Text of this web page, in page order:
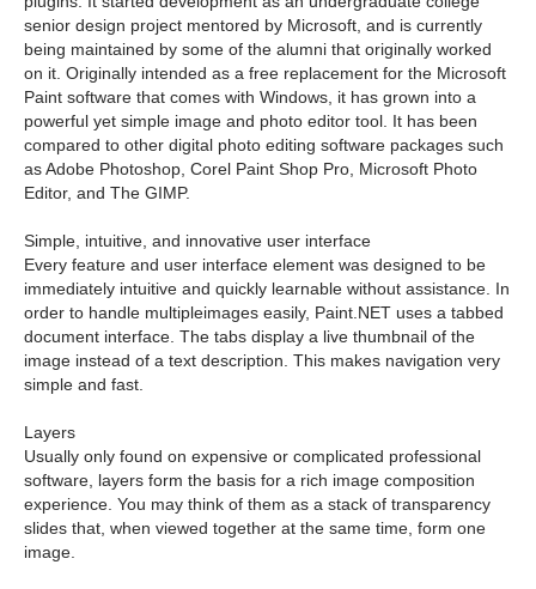
senior design project mentored by Microsoft, and is currently
being maintained by some of the alumni that originally worked
on it. Originally intended as a free replacement for the Microsoft
Paint software that comes with Windows, it has grown into a
powerful yet simple image and photo editor tool. It has been
compared to other digital photo editing software packages such
as Adobe Photoshop, Corel Paint Shop Pro, Microsoft Photo
Editor, and The GIMP.
Simple, intuitive, and innovative user interface
Every feature and user interface element was designed to be
immediately intuitive and quickly learnable without assistance. In
order to handle multipleimages easily, Paint.NET uses a tabbed
document interface. The tabs display a live thumbnail of the
image instead of a text description. This makes navigation very
simple and fast.
Layers
Usually only found on expensive or complicated professional
software, layers form the basis for a rich image composition
experience. You may think of them as a stack of transparency
slides that, when viewed together at the same time, form one
image.